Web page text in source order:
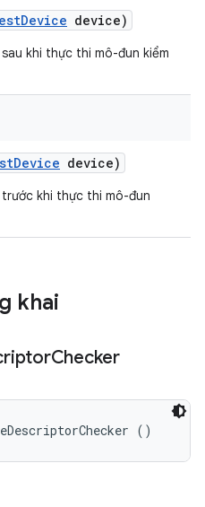
Device device)
khi thực thi mô-đun kiểm
Device device)
khi thực thi mô-đun
khai
Checker
()